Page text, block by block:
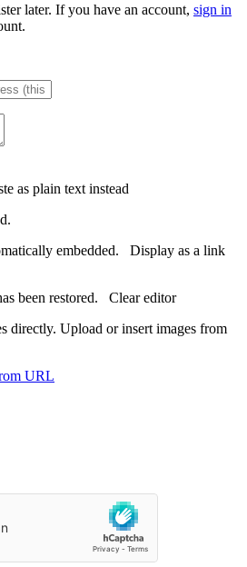
later. If you have an account, sign in
as plain text instead
embedded. Display as a link
been restored. Clear editor
directly. Upload or insert images from
URL